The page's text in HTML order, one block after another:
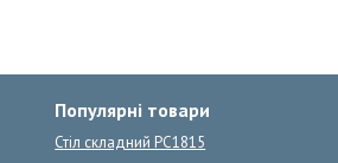
Популярні товари
Стіл складний PC1815